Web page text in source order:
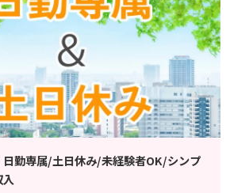
日勤専属/土日休み/未経験者OK/シンプ